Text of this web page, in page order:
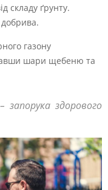
складу ґрунту.
добрива.
газону
шари щебеню та
запорука здорового